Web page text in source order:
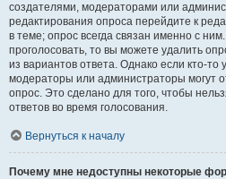
создателями, модераторами или
редактирования опроса перейдите к
в теме; опрос всегда связан именно с
проголосовать, то вы можете удалить
из вариантов ответа. Однако если кто-то
модераторы или администраторы могут
опрос. Это сделано для того, чтобы
ответов во время голосования.
Вернуться к началу
Почему мне недоступны некоторые